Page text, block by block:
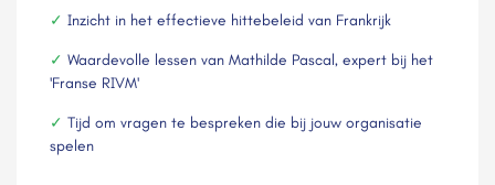
✓ Inzicht in het effectieve hittebeleid van Frankrijk
✓ Waardevolle lessen van Mathilde Pascal, expert bij het
'Franse RIVM'
✓ Tijd om vragen te bespreken die bij jouw organisatie
spelen